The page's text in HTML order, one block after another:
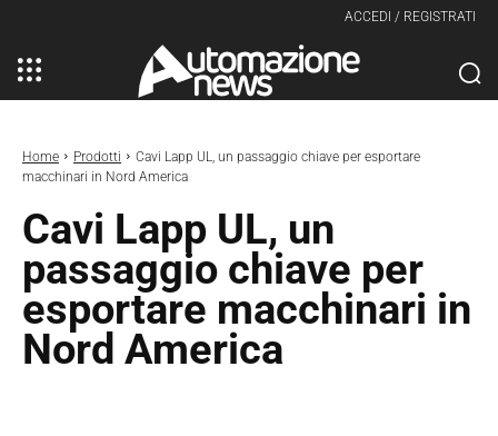
ACCEDI / REGISTRATI
Home Prodotti
Cavi Lapp UL, un passaggio chiave per esportare
macchinari in Nord America
Cavi Lapp UL, un
passaggio chiave per
esportare macchinari in
Nord America